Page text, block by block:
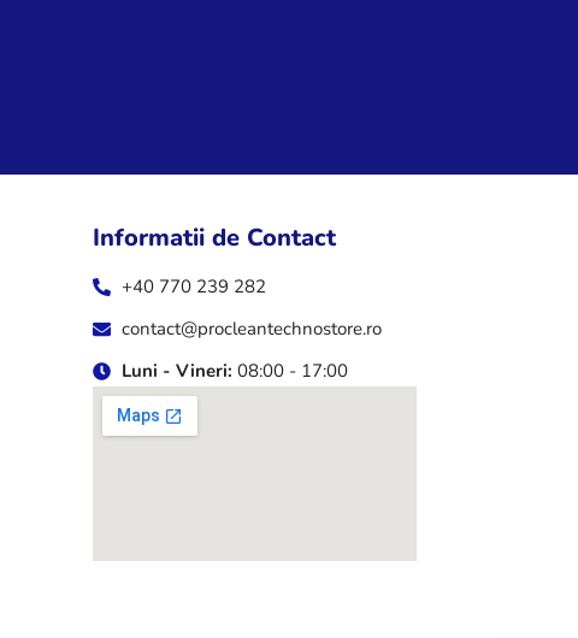
Informatii de Contact
+40 770 239 282
contact@procleantechnostore.ro
Luni - Vineri: 08:00 - 17:00